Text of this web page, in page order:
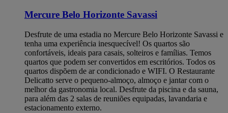
Mercure Belo Horizonte Savassi
Desfrute de uma estadia no Mercure Belo Horizonte Savassi e
tenha uma experiência inesquecível! Os quartos são
confortáveis, ideais para casais, solteiros e famílias. Temos
quartos que podem ser convertidos em escritórios. Todos os
quartos dispõem de ar condicionado e WIFI. O Restaurante
Delicatto serve o pequeno-almoço, almoço e jantar com o
melhor da gastronomia local. Desfrute da piscina e da sauna,
para além das 2 salas de reuniões equipadas, lavandaria e
estacionamento externo.